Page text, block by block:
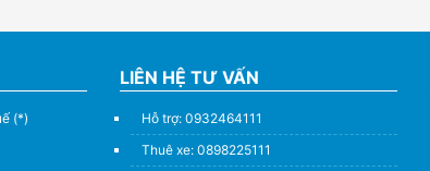
(*)
LIÊN HỆ TƯ VẤN
Hỗ trợ: 0932464111
Thuê xe: 0898225111